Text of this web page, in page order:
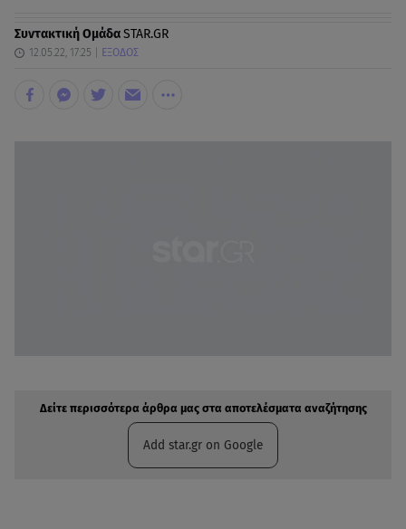
Συντακτική ΟμάδαSTAR.GR
12.05.22, 17:25 ΕΞΟΔΟΣ
Δείτε περισσότερα άρθρα μας στα αποτελέσματα αναζήτησης
Add star.gr on Google